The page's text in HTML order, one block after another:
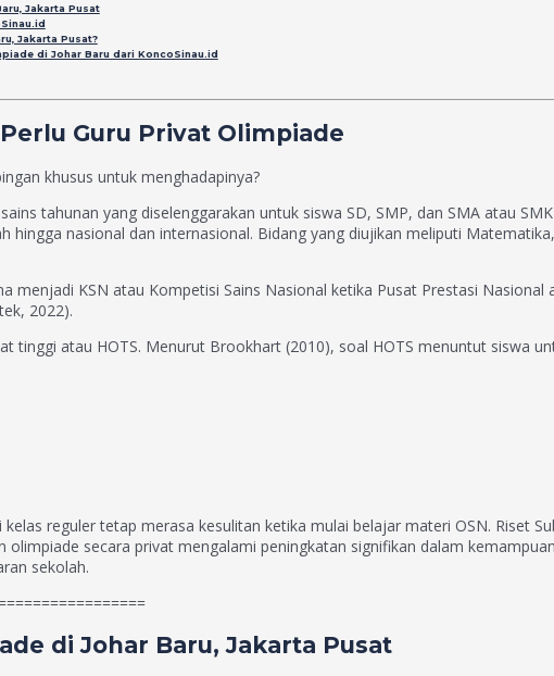
Jakarta Pusat
Jakarta Pusat?
di Johar Baru dari KoncoSinau.id
Guru Privat Olimpiade
khusus untuk menghadapinya?
tahunan yang diselenggarakan untuk siswa SD, SMP, dan SMA atau
hingga nasional dan internasional. Bidang yang diujikan meliputi
menjadi KSN atau Kompetisi Sains Nasional ketika Pusat Prestasi Nasional
2022).
tinggi atau HOTS. Menurut Brookhart (2010), soal HOTS menuntut siswa
reguler tetap merasa kesulitan ketika mulai belajar materi OSN. Riset
secara privat mengalami peningkatan signifikan dalam
sekolah.
di Johar Baru, Jakarta Pusat